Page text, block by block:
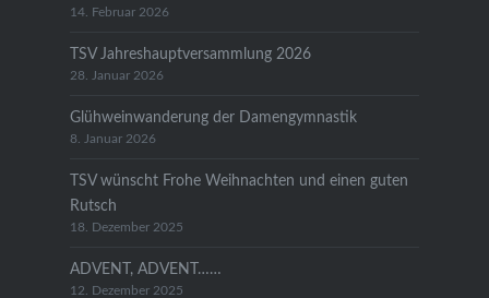
14. Februar 2026
TSV Jahreshauptversammlung 2026
28. Januar 2026
Glühweinwanderung der Damengymnastik
8. Januar 2026
TSV wünscht Frohe Weihnachten und einen guten
Rutsch
18. Dezember 2025
ADVENT, ADVENT……
12. Dezember 2025